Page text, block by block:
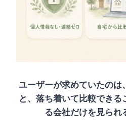
ユーザーが求めていたのは
と、落ち着いて比較できる
る会社だけを見られ